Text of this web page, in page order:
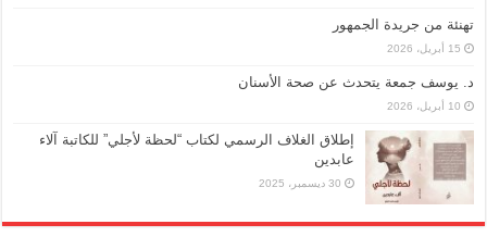
تهنئة من جريدة الجمهور
15 أبريل، 2026
د. يوسف جمعة يتحدث عن صحة الأسنان
10 أبريل، 2026
إطلاق الغلاف الرسمي لكتاب “لحظة لأجلي” للكاتبة آلاء
عابدين
30 ديسمبر، 2025